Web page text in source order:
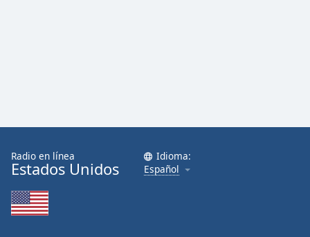
Radio en línea
Estados Unidos
Idioma:
Español